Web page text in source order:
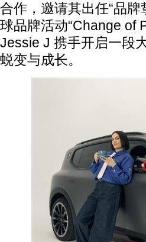
合作，邀请其出任“品
球品牌活动“Change of
Jessie J 携手开启一段
蜕变与成长。